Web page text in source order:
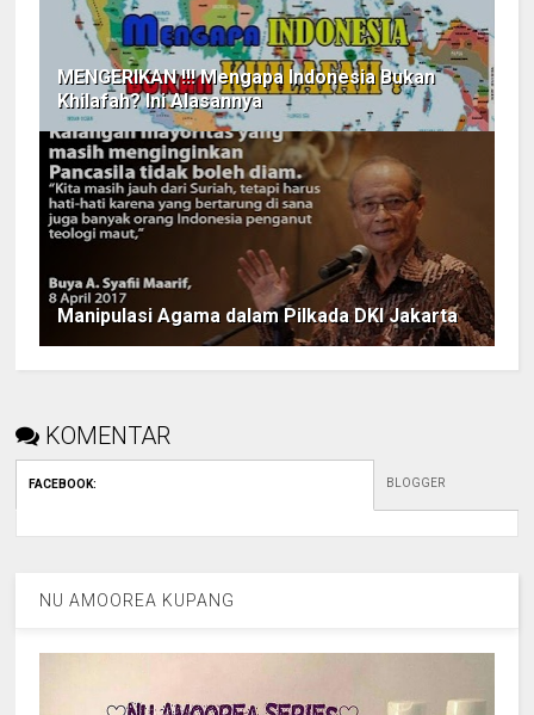
MENGERIKAN !!! Mengapa Indonesia Bukan
Khilafah? Ini Alasannya
Manipulasi Agama dalam Pilkada DKI Jakarta
KOMENTAR
FACEBOOK: BLOGGER
NU AMOOREA KUPANG